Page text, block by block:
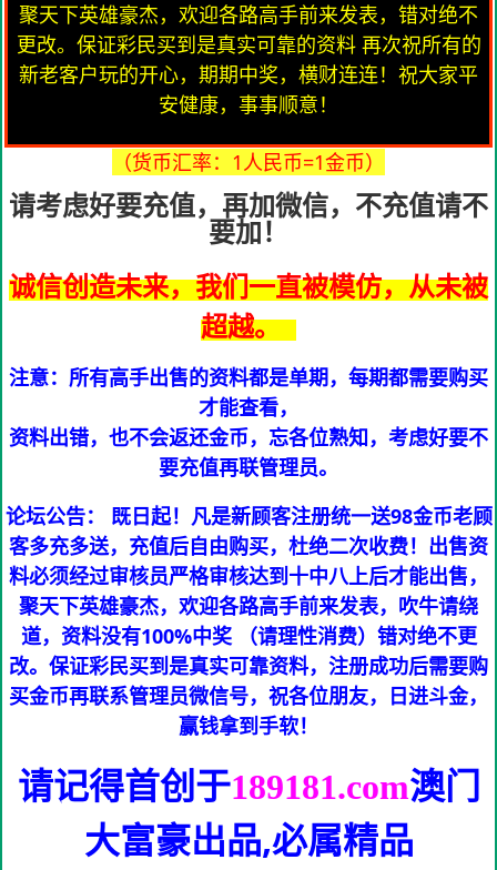
聚天下英雄豪杰，欢迎各路高手前来发表，错对绝不
更改。保证彩民买到是真实可靠的资料 再次祝所有的
新老客户玩的开心，期期中奖，横财连连！祝大家平
安健康，事事顺意！
（货币汇率：1人民币=1金币）
请考虑好要充值，再加微信，不充值请不
要加！
诚信创造未来，我们一直被模仿，从未被
超越。
注意：所有高手出售的资料都是单期，每期都需要购买
才能查看，
资料出错，也不会返还金币，忘各位熟知，考虑好要不
要充值再联管理员。
论坛公告： 既日起！凡是新顾客注册统一送98金币老顾
客多充多送，充值后自由购买，杜绝二次收费！出售资
料必须经过审核员严格审核达到十中八上后才能出售，
聚天下英雄豪杰，欢迎各路高手前来发表，吹牛请绕
道，资料没有100%中奖 （请理性消费）错对绝不更
改。保证彩民买到是真实可靠资料，注册成功后需要购
买金币再联系管理员微信号，祝各位朋友，日进斗金，
赢钱拿到手软！
请记得首创于189181.com澳门
大富豪出品,必属精品